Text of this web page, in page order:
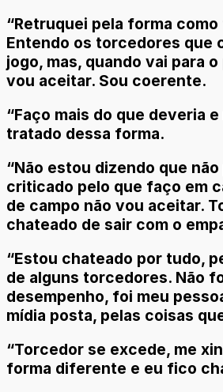
“Retruquei pela forma
Entendo os torcedores que
jogo, mas, quando vai para
vou aceitar. Sou coerente.
“Faço mais do que deveria
tratado dessa forma.
“Não estou dizendo que
criticado pelo que faço em
de campo não vou aceitar.
chateado de sair com o
“Estou chateado por tudo,
de alguns torcedores. Não
desempenho, foi meu
mídia posta, pelas coisas
“Torcedor se excede, me
forma diferente e eu fico